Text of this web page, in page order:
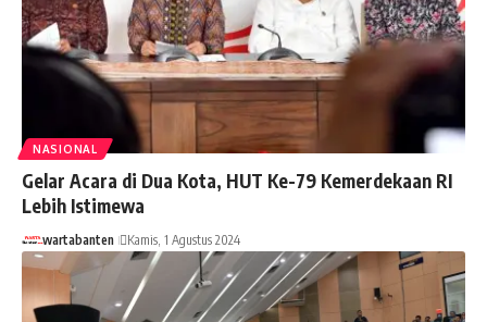
NASIONAL
Gelar Acara di Dua Kota, HUT Ke-79 Kemerdekaan RI
Lebih Istimewa
wartabanten Kamis, 1 Agustus 2024